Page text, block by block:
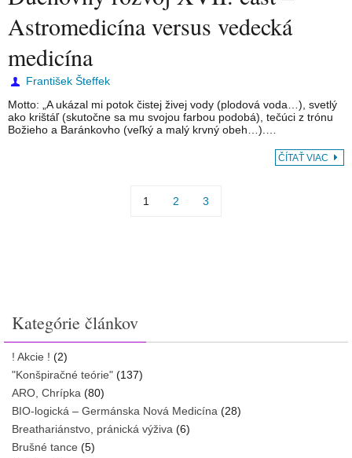
Astromedicína versus vedecká
medicína
František Šteffek
Motto: „A ukázal mi potok čistej živej vody (plodová voda…), svetlý
ako krištáľ (skutočne sa mu svojou farbou podobá), tečúci z trónu
Božieho a Baránkovho (veľký a malý krvný obeh…).…
ČÍTAŤ VIAC
1 2 3
Kategórie článkov
! Akcie ! (2)
"Konšpiračné teórie" (137)
ARO, Chrípka (80)
BIO-logická – Germánska Nová Medicína (28)
Breathariánstvo, pránická výživa (6)
Brušné tance (5)